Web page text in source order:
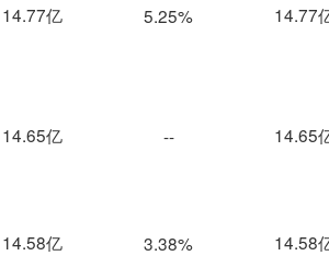
14.77亿 5.25% 14.77
14.65亿 -- 14.65
14.58亿 3.38% 14.58